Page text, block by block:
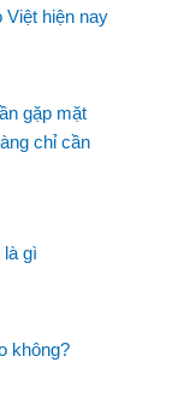
Việt hiện nay
gặp mặt
chỉ cần
là gì
không?